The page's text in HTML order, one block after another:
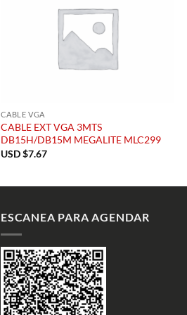
CABLE VGA
CABLE EXT VGA 3MTS
DB15H/DB15M MEGALITE MLC299
USD $7.67
ESCANEA PARA AGENDAR